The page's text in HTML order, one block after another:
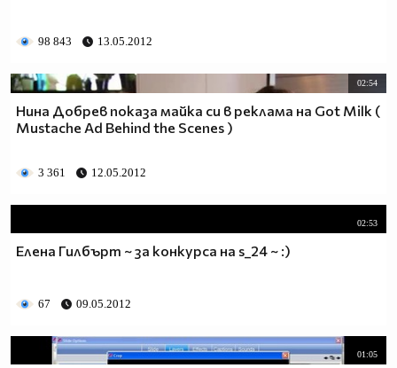
98 843 13.05.2012
02:54
Нина Добрев показa майка си в реклама на Got Milk (
Mustache Ad Behind the Scenes )
3 361 12.05.2012
02:53
Елена Гилбърт ~ за конкурса на s_24 ~ :)
67 09.05.2012
01:05